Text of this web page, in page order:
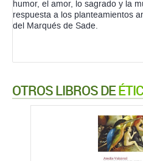
humor, el amor, lo sagrado y la
respuesta a los planteamientos
del Marqués de Sade.
OTROS LIBROS DE